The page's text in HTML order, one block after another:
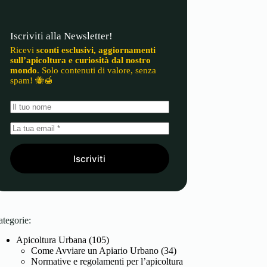
Iscriviti alla Newsletter!
Ricevisconti esclusivi, aggiornamenti
sull’apicoltura e curiosità dal nostro
mondo. Solo contenuti di valore, senza
spam! 🐝🍯
Iscriviti
Apicoltura Urbana (105)
Come Avviare un Apiario Urbano (34)
Normative e regolamenti per l’apicoltura